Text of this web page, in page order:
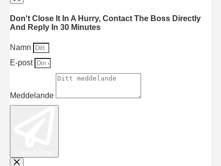
Don't Close It In A Hurry, Contact The Boss Directly
And Reply In 30 Minutes
Namn
E-post
Meddelande